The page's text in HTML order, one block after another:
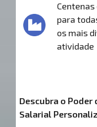
para
os mais
atividade
Descubra o Poder
Salarial